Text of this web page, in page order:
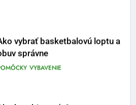
správne
VYBAVENIE